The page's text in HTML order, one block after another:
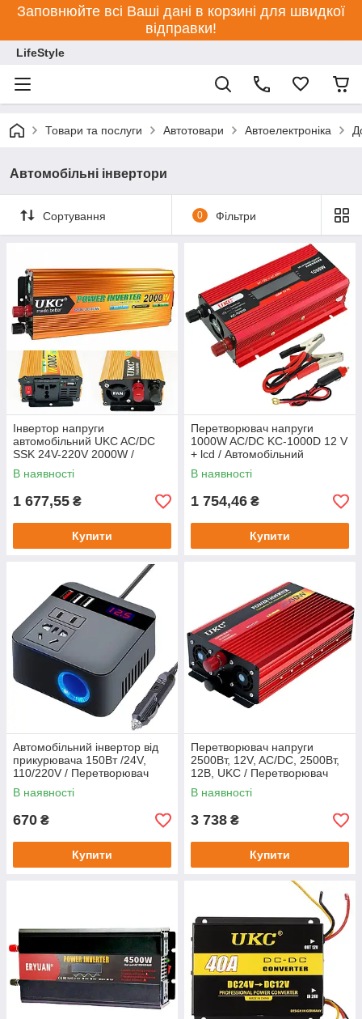
Заповнюйте всі Ваші дані в корзині для швидкої
відправки!
LifeStyle
Товари та послуги Автотовари Автоелектроніка
Автомобільні інвертори
Сортування 0 Фільтри
Інвертор напруги
автомобільний UKC AC/DC
SSK 24V-220V 2000W /
Підвищувальний
перетворювач
В наявності
1 677,55 ₴
Купити
Перетворювач напруги
1000W AC/DC KC-1000D 12 V
+ lcd / Автомобільний
інвертор
В наявності
1 754,46 ₴
Купити
Автомобільний інвертор від
прикурювача 150Вт /24V,
110/220V / Перетворювач
напруги для авто
В наявності
670 ₴
Купити
Перетворювач напруги
2500Вт, 12V, AC/DC, 2500Вт,
12В, UKC / Перетворювач
напруги / Автоінвертор
В наявності
3 738 ₴
Купити